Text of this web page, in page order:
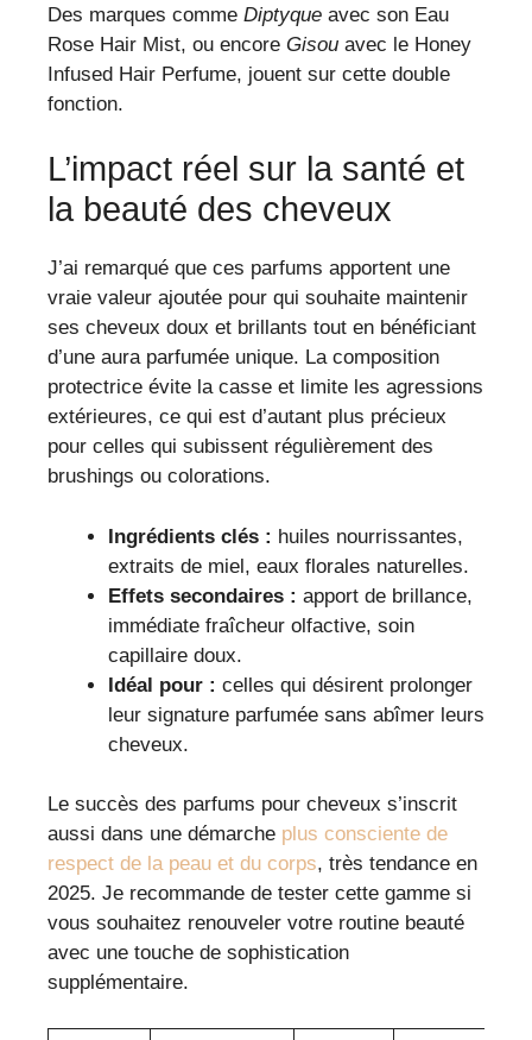
Des marques comme Diptyque avec son Eau
Rose Hair Mist, ou encore Gisou avec le Honey
Infused Hair Perfume, jouent sur cette double
fonction.
L’impact réel sur la santé et
la beauté des cheveux
J’ai remarqué que ces parfums apportent une
vraie valeur ajoutée pour qui souhaite maintenir
ses cheveux doux et brillants tout en bénéficiant
d’une aura parfumée unique. La composition
protectrice évite la casse et limite les agressions
extérieures, ce qui est d’autant plus précieux
pour celles qui subissent régulièrement des
brushings ou colorations.
Ingrédients clés : huiles nourrissantes,
extraits de miel, eaux florales naturelles.
Effets secondaires : apport de brillance,
immédiate fraîcheur olfactive, soin
capillaire doux.
Idéal pour : celles qui désirent prolonger
leur signature parfumée sans abîmer leurs
cheveux.
Le succès des parfums pour cheveux s’inscrit
aussi dans une démarche plus consciente de
respect de la peau et du corps, très tendance en
2025. Je recommande de tester cette gamme si
vous souhaitez renouveler votre routine beauté
avec une touche de sophistication
supplémentaire.